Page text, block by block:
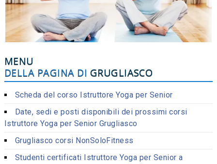
MENU
DELLA PAGINA DI GRUGLIASCO
Scheda del corso Istruttore Yoga per Senior
Date, sedi e posti disponibili dei prossimi corsi
Istruttore Yoga per Senior Grugliasco
Grugliasco corsi NonSoloFitness
Studenti certificati Istruttore Yoga per Senior a